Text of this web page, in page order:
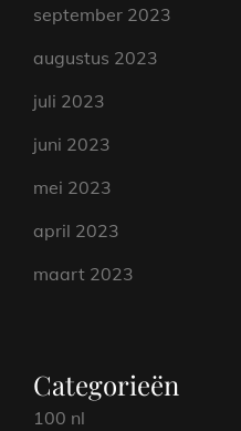
september 2023
augustus 2023
juli 2023
juni 2023
mei 2023
april 2023
maart 2023
Categorieën
100 nl